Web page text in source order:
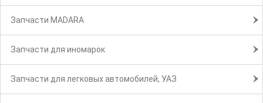
Запчасти MADARA
Запчасти для иномарок
Запчасти для легковых автомобилей, УАЗ